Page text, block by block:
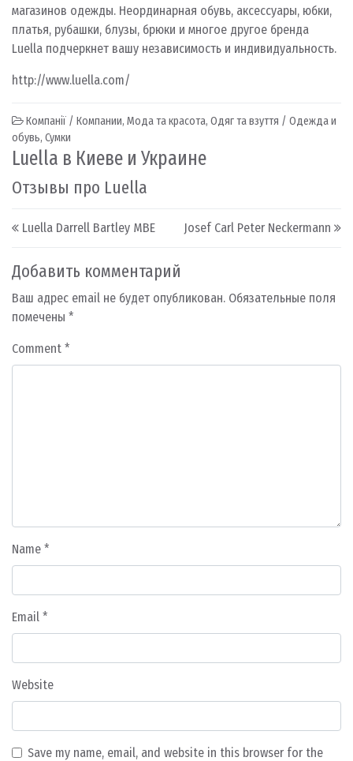
магазинов одежды. Неординарная обувь, аксессуары, юбки,
платья, рубашки, блузы, брюки и многое другое бренда
Luella подчеркнет вашу независимость и индивидуальность.
http://www.luella.com/
Компанії / Компании, Мода та красота, Одяг та взуття / Одежда и
обувь, Сумки
Luella в Киеве и Украине
Отзывы про Luella
Post navigation
Luella Darrell Bartley MBE Josef Carl Peter Neckermann
Добавить комментарий
Ваш адрес email не будет опубликован. Обязательные поля
помечены *
Comment *
Name *
Email *
Website
Save my name, email, and website in this browser for the